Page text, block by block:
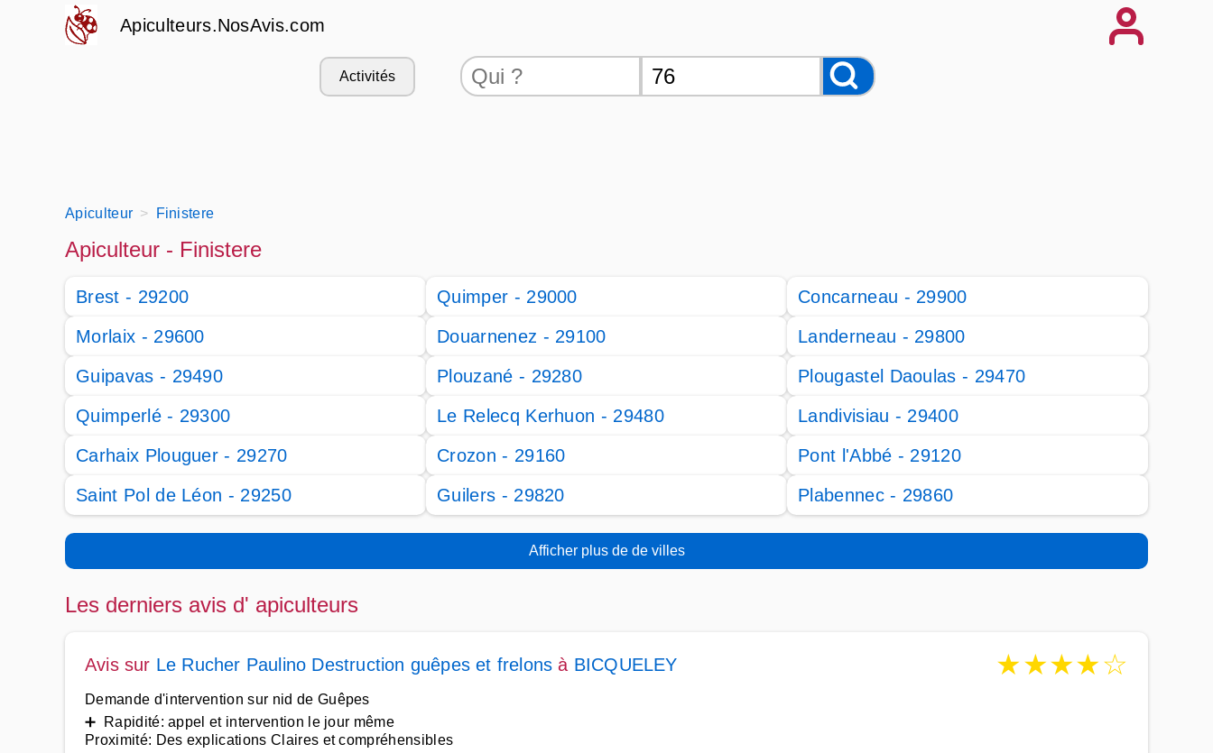
Apiculteurs.NosAvis.com
Activités
Apiculteur Finistere
Apiculteur - Finistere
Brest - 29200 Quimper - 29000
Concarneau - 29900
Morlaix - 29600
Douarnenez - 29100
Landerneau - 29800
Guipavas - 29490
Plouzané - 29280
Plougastel Daoulas - 29470
Quimperlé - 29300
Le Relecq Kerhuon - 29480
Landivisiau - 29400
Carhaix Plouguer - 29270
Crozon - 29160
Pont l'Abbé - 29120
Saint Pol de Léon - 29250
Guilers - 29820 Plabennec - 29860
Afficher plus de de villes
Les derniers avis d' apiculteurs
Avis sur Le Rucher Paulino Destruction guêpes et frelons à BICQUELEY ★★★★☆
Demande d'intervention sur nid de Guêpes
➕ Rapidité: appel et intervention le jour même
Proximité: Des explications Claires et compréhensibles